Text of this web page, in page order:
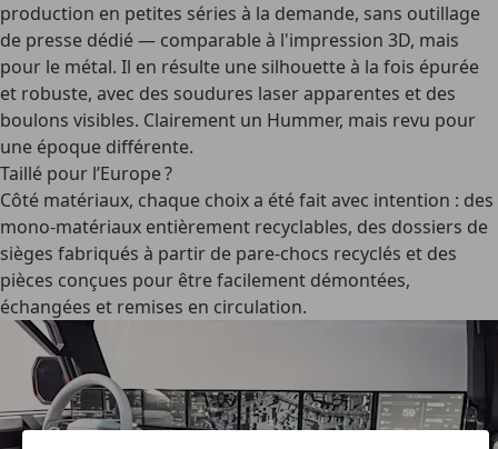
production en petites séries à la demande, sans outillage
de presse dédié — comparable à l'impression 3D, mais
pour le métal. Il en résulte une silhouette à la fois épurée
et robuste, avec des soudures laser apparentes et des
boulons visibles. Clairement un Hummer, mais revu pour
une époque différente.
Taillé pour l’Europe ?
Côté matériaux, chaque choix a été fait avec intention : des
mono-matériaux entièrement recyclables, des dossiers de
sièges fabriqués à partir de pare-chocs recyclés et des
pièces conçues pour être facilement démontées,
échangées et remises en circulation.